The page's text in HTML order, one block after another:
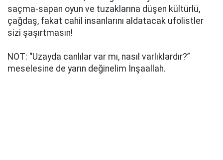
saçma-sapan oyun ve tuzaklarına düşen kültürlü,
çağdaş, fakat cahil insanlarını aldatacak ufolistler
sizi şaşırtmasın!
NOT: “Uzayda canlılar var mı, nasıl varlıklardır?”
meselesine de yarın değinelim İnşaallah.